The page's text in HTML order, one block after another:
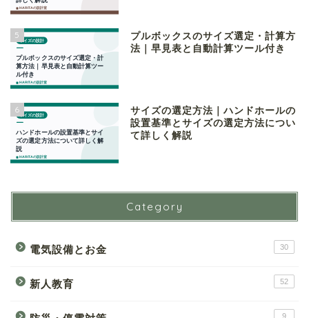
5
プルボックスのサイズ選定・計算方
法｜早見表と自動計算ツール付き
6
サイズの選定方法｜ハンドホールの
設置基準とサイズの選定方法につい
て詳しく解説
Category
電気設備とお金 30
新人教育 52
9